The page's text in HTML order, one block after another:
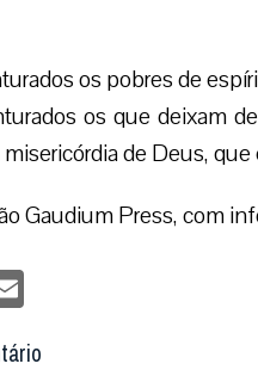
os pobres de
os que deixam
de Deus,
Gaudium Press, com